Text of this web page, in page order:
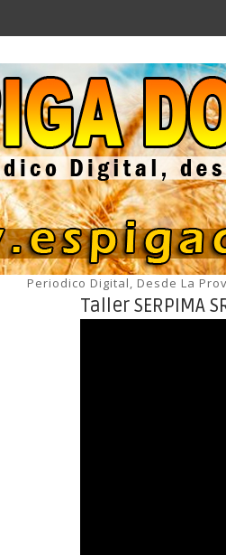
Periodico Digital, Desde La
Taller SERPIMA